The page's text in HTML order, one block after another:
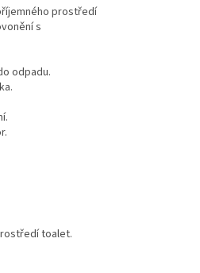
prostředí
s
odpadu.
toalet.